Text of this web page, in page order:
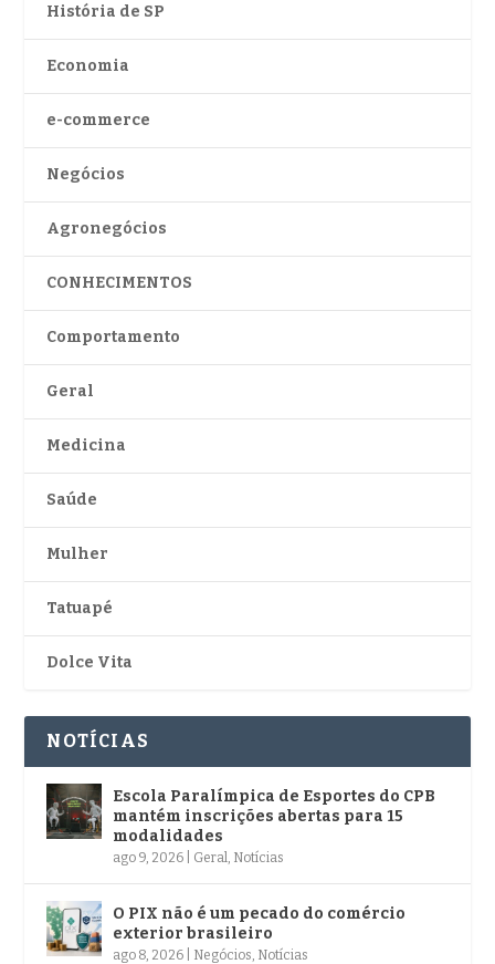
História de SP
Economia
e-commerce
Negócios
Agronegócios
CONHECIMENTOS
Comportamento
Geral
Medicina
Saúde
Mulher
Tatuapé
Dolce Vita
NOTÍCIAS
Escola Paralímpica de Esportes do CPB
mantém inscrições abertas para 15
modalidades
ago 9, 2026 Geral Notícias
O PIX não é um pecado do comércio
exterior brasileiro
ago 8, 2026 Negócios Notícias